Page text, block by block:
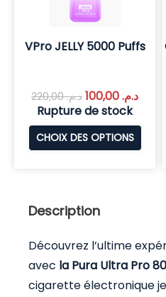
VPro JELLY 5000 Puffs
د.م.220,00 د.م.
Rupture de stock
CHOIX DES OPTIONS
Description
Découvrez l’ultime
avec la Pura Ultra Pro
cigarette électronique